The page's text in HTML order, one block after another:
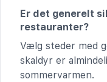
Er det generelt
restauranter?
Vælg steder med
skaldyr er
sommervarmen.